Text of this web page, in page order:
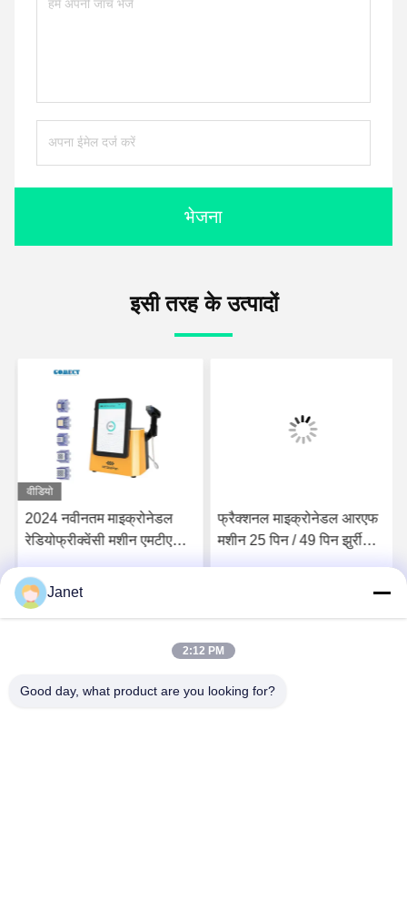
भेजना
इसी तरह के उत्पादों
वीडियो
2024 नवीनतम माइक्रोनेडल
रेडियोफ्रीक्वेंसी मशीन एमटीएस
माइक्रोनेडल एंटी एजिंग मशीन
चीन फैक्टरी
फ्रैक्शनल माइक्रोनेडल आरएफ
मशीन 25 पिन / 49 पिन झुर्री
Janet
2:12 PM
Good day, what product are you looking for?